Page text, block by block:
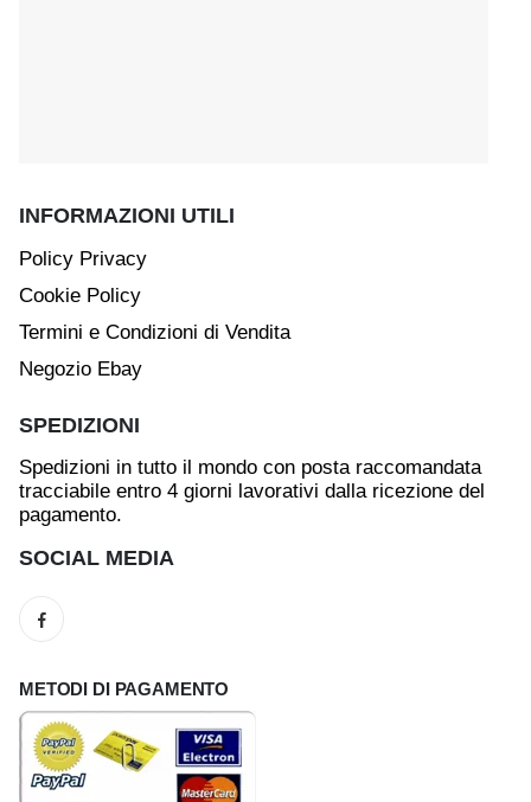
INFORMAZIONI UTILI
Policy Privacy
Cookie Policy
Termini e Condizioni di Vendita
Negozio Ebay
SPEDIZIONI
Spedizioni in tutto il mondo con posta raccomandata
tracciabile entro 4 giorni lavorativi dalla ricezione del
pagamento.
SOCIAL MEDIA
METODI DI PAGAMENTO